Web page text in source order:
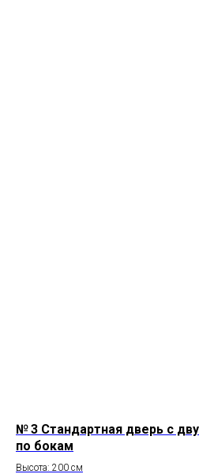
№ 3 Стандартная дверь с
по бокам
Высота: 200 см